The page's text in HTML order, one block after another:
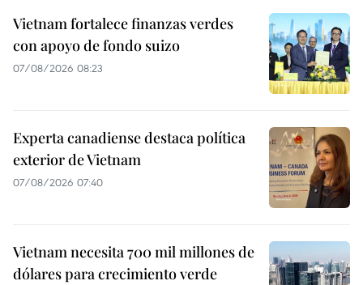
Vietnam fortalece finanzas verdes
con apoyo de fondo suizo
07/08/2026 08:23
Experta canadiense destaca política
exterior de Vietnam
07/08/2026 07:40
Vietnam necesita 700 mil millones de
dólares para crecimiento verde